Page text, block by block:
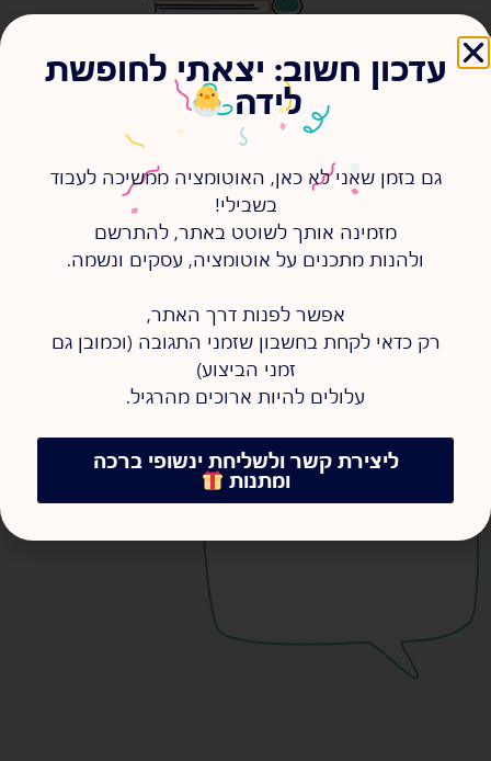
אולי יעניין אותך גם...
מה זה אוטומציה עסקית –
ומתי היא באמת חוסכת זמן
12/01/2026
s
מה זה אוטומציה עסקית, מתי
רק מוסיפה בלאגן? תקציר ברור,
מסודר ובלי הייפ.
להמשיך לקרוא >
עדכון חשוב: יצאתי לחופשת
לידה
גם בזמן שאני לא כאן, האוטומציה ממשיכה לעבוד
בשבילי!
מזמינה אותך לשוטט באתר, להתרשם
ולהנות מתכנים על אוטומציה, עסקים ונשמה.
אפשר לפנות דרך האתר,
רק כדאי לקחת בחשבון שזמני התגובה (וכמובן גם
זמני הביצוע)
עלולים להיות ארוכים מהרגיל.
ליצירת קשר ולשליחת ינשופי ברכה
ומתנות